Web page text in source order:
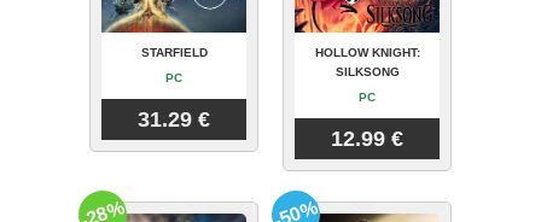
STARFIELD
PC
31.29 €
HOLLOW KNIGHT:
SILKSONG
PC
12.99 €
-28% -50%